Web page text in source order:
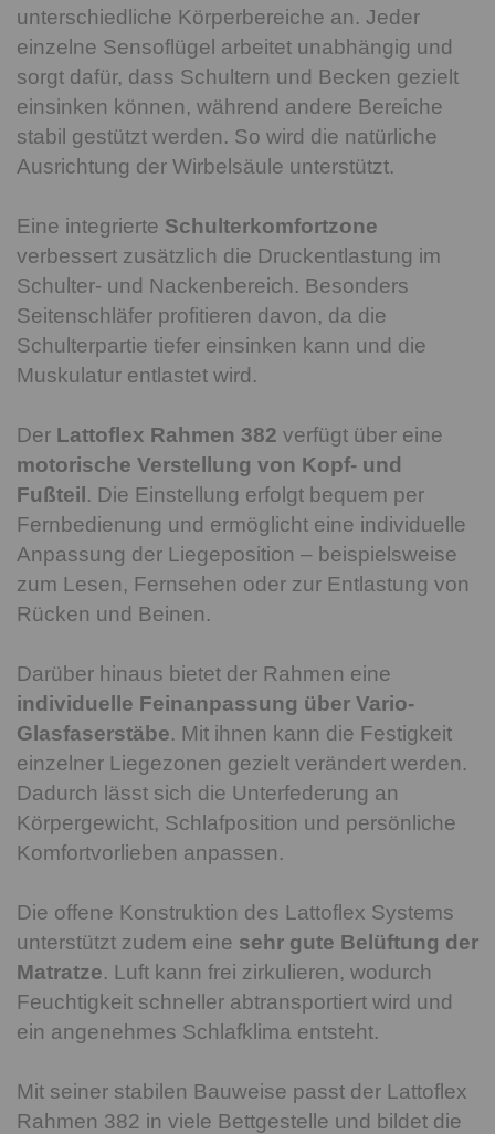
unterschiedliche Körperbereiche an. Jeder
einzelne Sensoflügel arbeitet unabhängig und
sorgt dafür, dass Schultern und Becken gezielt
einsinken können, während andere Bereiche
stabil gestützt werden. So wird die natürliche
Ausrichtung der Wirbelsäule unterstützt.
Eine integrierte Schulterkomfortzone
verbessert zusätzlich die Druckentlastung im
Schulter- und Nackenbereich. Besonders
Seitenschläfer profitieren davon, da die
Schulterpartie tiefer einsinken kann und die
Muskulatur entlastet wird.
Der Lattoflex Rahmen 382 verfügt über eine
motorische Verstellung von Kopf- und
Fußteil. Die Einstellung erfolgt bequem per
Fernbedienung und ermöglicht eine individuelle
Anpassung der Liegeposition – beispielsweise
zum Lesen, Fernsehen oder zur Entlastung von
Rücken und Beinen.
Darüber hinaus bietet der Rahmen eine
individuelle Feinanpassung über Vario-
Glasfaserstäbe. Mit ihnen kann die Festigkeit
einzelner Liegezonen gezielt verändert werden.
Dadurch lässt sich die Unterfederung an
Körpergewicht, Schlafposition und persönliche
Komfortvorlieben anpassen.
Die offene Konstruktion des Lattoflex Systems
unterstützt zudem eine sehr gute Belüftung der
Matratze. Luft kann frei zirkulieren, wodurch
Feuchtigkeit schneller abtransportiert wird und
ein angenehmes Schlafklima entsteht.
Mit seiner stabilen Bauweise passt der Lattoflex
Rahmen 382 in viele Bettgestelle und bildet die